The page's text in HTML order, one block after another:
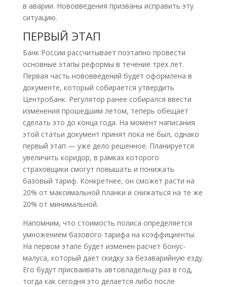
в аварии. Нововведения призваны исправить эту
ситуацию.
ПЕРВЫЙ ЭТАП
Банк России рассчитывает поэтапно провести
основные этапы реформы в течение трех лет.
Первая часть нововведений будет оформлена в
документе, который собирается утвердить
Центробанк. Регулятор ранее собирался ввести
изменения прошедшим летом, теперь обещает
сделать это до конца года. На момент написания
этой статьи документ принят пока не был, однако
первый этап — уже дело решенное. Планируется
увеличить коридор, в рамках которого
страховщики смогут повышать и понижать
базовый тариф. Конкретнее, он сможет расти на
20% от максимальной планки и снижаться на те же
20% от минимальной.
Напомним, что стоимость полиса определяется
умножением базового тарифа на коэффициенты.
На первом этапе будет изменен расчет бонус-
малуса, который дает скидку за безаварийную езду.
Его будут присваивать автовладельцу раз в год,
тогда как сегодня это делается либо после